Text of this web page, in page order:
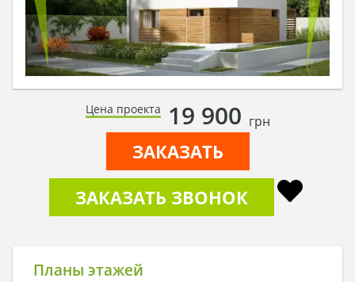
Цена проекта 19 900 грн
ЗАКАЗАТЬ
ЗАКАЗАТЬ ЗВОНОК
Планы этажей